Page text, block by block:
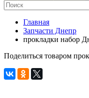
Главная
Запчасти Днепр
прокладки набор
Поделиться товаром